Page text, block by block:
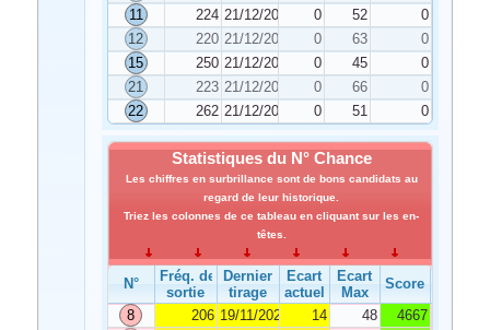
11
224 21/12/2022 0 52
0
12
220 21/12/2022 0 63
0
15
250 21/12/2022 0 45
0
21
223 21/12/2022 0 66
0
22
262 21/12/2022 0 51 0
Statistiques du N° Chance
Les chiffres en surbrillance sont de bons candidats au
regard de leur historique.
Triez les colonnes de ce tableau en cliquant sur les en-
têtes.
N°
Fréq. de
sortie
Dernier
tirage
Ecart
actuel
Ecart
Max
Score
8
206 19/11/2022 14 48
4667